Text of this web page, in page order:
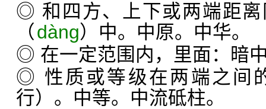
◎ 和四方、上下或两端距
（dàng）中。中原。中华。
◎ 在一定范围内，里面：暗
◎ 性质或等级在两端之间
行）。中等。中流砥柱。